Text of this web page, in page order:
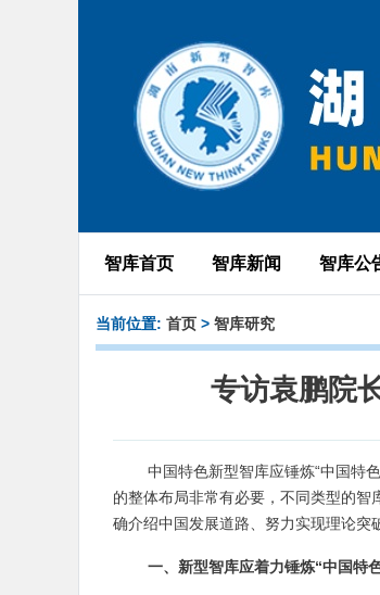
智库首页 智库新闻 智库公
当前位置: 首页 > 智库研究
专访袁鹏院
中国特色新型智库应锤炼“中国特
的整体布局非常有必要，不同类型的
确介绍中国发展道路、努力实现理论突
一、新型智库应着力锤炼“中国特